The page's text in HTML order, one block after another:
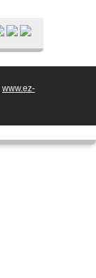
www.ez-